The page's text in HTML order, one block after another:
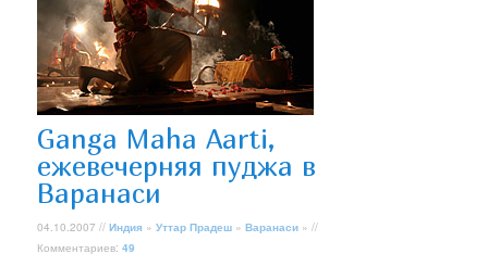
Ganga Maha Aarti,
ежевечерняя пуджа в
Варанаси
04.10.2007 //Индия »Уттар Прадеш »Варанаси » //
Комментариев:49